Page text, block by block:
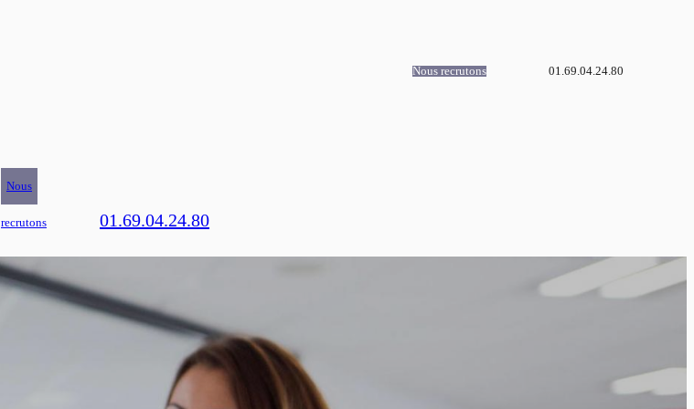
Nous recrutons
01.69.04.24.80
Nous
recrutons 01.69.04.24.80